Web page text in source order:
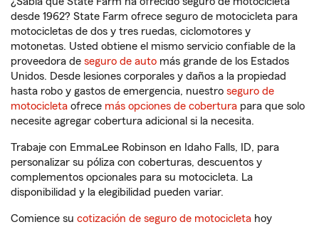
desde 1962? State Farm ofrece seguro de motocicleta para
motocicletas de dos y tres ruedas, ciclomotores y
motonetas. Usted obtiene el mismo servicio confiable de la
proveedora de seguro de auto más grande de los Estados
Unidos. Desde lesiones corporales y daños a la propiedad
hasta robo y gastos de emergencia, nuestro seguro de
motocicleta ofrece más opciones de cobertura para que solo
necesite agregar cobertura adicional si la necesita.
Trabaje con EmmaLee Robinson en Idaho Falls, ID, para
personalizar su póliza con coberturas, descuentos y
complementos opcionales para su motocicleta. La
disponibilidad y la elegibilidad pueden variar.
Comience su cotización de seguro de motocicleta hoy